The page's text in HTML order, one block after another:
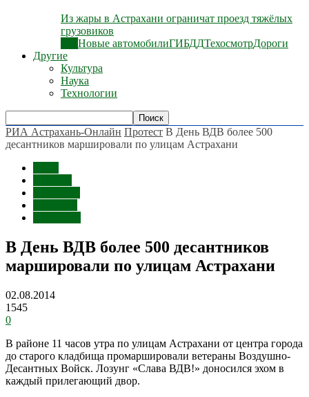
Из жары в Астрахани ограничат проезд тяжёлых
грузовиков
Новые автомобилиГИБДДТехосмотрДороги
Другие
Культура
Наука
Технологии
РИА Астрахань-Онлайн Протест В День ВДВ более 500
десантников маршировали по улицам Астрахани
В День ВДВ более 500 десантников
маршировали по улицам Астрахани
02.08.2014
1545
0
В районе 11 часов утра по улицам Астрахани от центра города
до старого кладбища промаршировали ветераны Воздушно-
Десантных Войск. Лозунг «Слава ВДВ!» доносился эхом в
каждый прилегающий двор.